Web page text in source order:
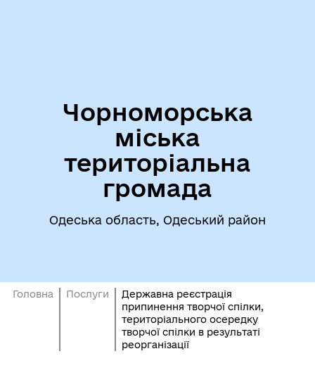
Чорноморська
міська
територіальна
громада
Одеська область, Одеський район
Головна Послуги
Державна реєстрація
припинення творчої спілки,
територіального осередку
творчої спілки в результаті
реорганізації